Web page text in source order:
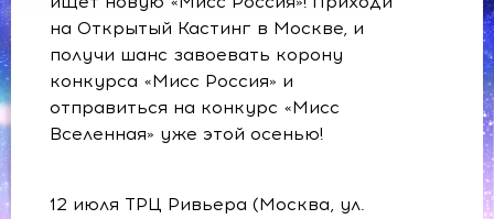
на Открытый Кастинг в Москве, и
получи шанс завоевать корону
конкурса «Мисс Россия» и
отправиться на конкурс «Мисс
Вселенная» уже этой осенью!
12 июля ТРЦ Ривьера (Москва, ул.